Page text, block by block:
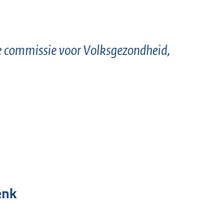
voor Volksgezondheid,